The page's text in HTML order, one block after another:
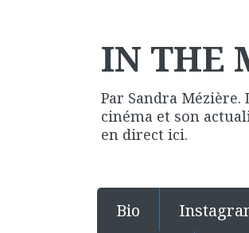
IN THE
Par Sandra
cinéma et son
en direct ici.
Bio